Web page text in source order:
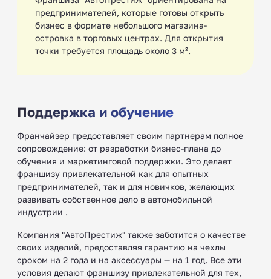
предпринимателей, которые готовы открыть
бизнес в формате небольшого магазина-
островка в торговых центрах. Для открытия
точки требуется площадь около 3 м².
Поддержка и обучение
Франчайзер предоставляет своим партнерам полное
сопровождение: от разработки бизнес-плана до
обучения и маркетинговой поддержки. Это делает
франшизу привлекательной как для опытных
предпринимателей, так и для новичков, желающих
развивать собственное дело в автомобильной
индустрии .
Компания "АвтоПрестиж" также заботится о качестве
своих изделий, предоставляя гарантию на чехлы
сроком на 2 года и на аксессуары — на 1 год. Все эти
условия делают франшизу привлекательной для тех,